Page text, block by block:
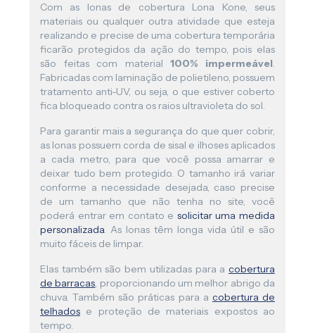
Com as lonas de cobertura Lona Kone, seus
materiais ou qualquer outra atividade que esteja
realizando e precise de uma cobertura temporária
ficarão protegidos da ação do tempo, pois elas
são feitas com material100% impermeável.
Fabricadas com laminação de polietileno, possuem
tratamento anti-UV, ou seja, o que estiver coberto
fica bloqueado contra os raios ultravioleta do sol.
Para garantir mais a segurança do que quer cobrir,
as lonas possuem corda de sisal e ilhoses aplicados
a cada metro, para que você possa amarrar e
deixar tudo bem protegido. O tamanho irá variar
conforme a necessidade desejada, caso precise
de um tamanho que não tenha no site, você
poderá entrar em contato e solicitar uma medida
personalizada. As lonas têm longa vida útil e são
muito fáceis de limpar.
Elas também são bem utilizadas para a cobertura
de barracas, proporcionando um melhor abrigo da
chuva. Também são práticas para a cobertura de
telhados e proteção de materiais expostos ao
tempo.